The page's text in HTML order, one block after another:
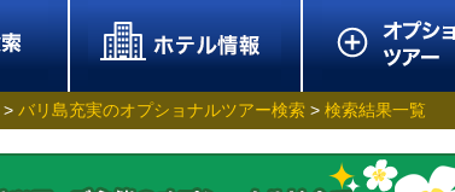
> バリ島充実のオプショナルツアー検索 > 検索結果一覧